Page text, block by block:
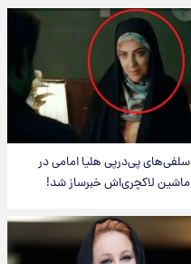
سلفی‌های پی‌درپی هلیا امامی در
ماشین لاکچری‌اش خبرساز شد!